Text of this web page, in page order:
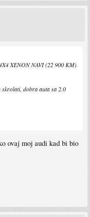
XENON NAVI (22 900 KM)
dobra auta sa 2.0
ovaj moj audi kad bi bio